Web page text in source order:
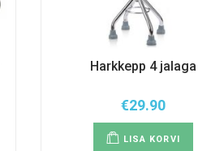
Harkkepp 4 jalaga
€29.90
LISA KORVI